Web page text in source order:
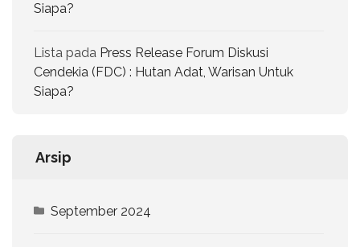
Siapa?
Lista pada Press Release Forum Diskusi
Cendekia (FDC) : Hutan Adat, Warisan Untuk
Siapa?
Arsip
September 2024